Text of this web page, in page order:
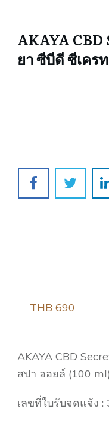
AKAYA CBD
ยา ซีบีดี ซีเคร
THB 690
AKAYA CBD
สปา ออยล์ (100 ml)
เลขที่ใบรับจดแจ้ง